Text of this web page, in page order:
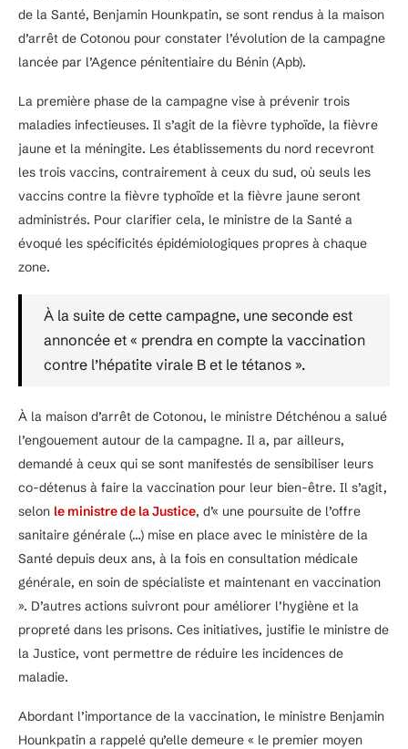
de la Santé, Benjamin Hounkpatin, se sont rendus à la maison
d’arrêt de Cotonou pour constater l’évolution de la campagne
lancée par l’Agence pénitentiaire du Bénin (Apb).
La première phase de la campagne vise à prévenir trois
maladies infectieuses. Il s’agit de la fièvre typhoïde, la fièvre
jaune et la méningite. Les établissements du nord recevront
les trois vaccins, contrairement à ceux du sud, où seuls les
vaccins contre la fièvre typhoïde et la fièvre jaune seront
administrés. Pour clarifier cela, le ministre de la Santé a
évoqué les spécificités épidémiologiques propres à chaque
zone.
À la suite de cette campagne, une seconde est
annoncée et « prendra en compte la vaccination
contre l’hépatite virale B et le tétanos ».
À la maison d’arrêt de Cotonou, le ministre Détchénou a salué
l’engouement autour de la campagne. Il a, par ailleurs,
demandé à ceux qui se sont manifestés de sensibiliser leurs
co-détenus à faire la vaccination pour leur bien-être. Il s’agit,
selon le ministre de la Justice, d’« une poursuite de l’offre
sanitaire générale (…) mise en place avec le ministère de la
Santé depuis deux ans, à la fois en consultation médicale
générale, en soin de spécialiste et maintenant en vaccination
». D’autres actions suivront pour améliorer l’hygiène et la
propreté dans les prisons. Ces initiatives, justifie le ministre de
la Justice, vont permettre de réduire les incidences de
maladie.
Abordant l’importance de la vaccination, le ministre Benjamin
Hounkpatin a rappelé qu’elle demeure « le premier moyen